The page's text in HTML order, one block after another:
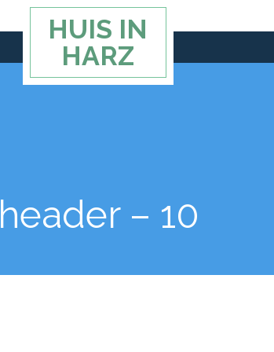
HUIS IN
HARZ
header – 10